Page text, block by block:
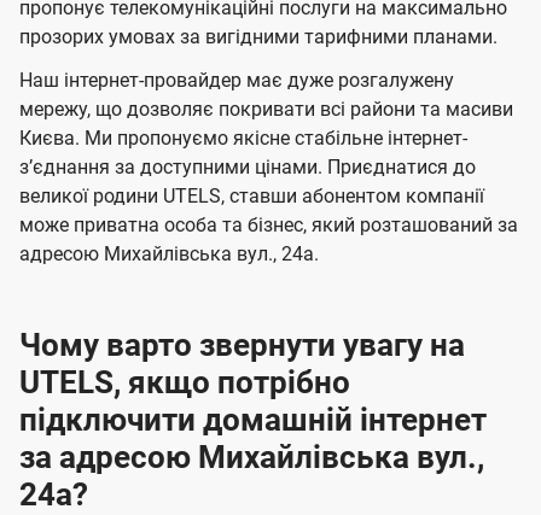
ї
U
t
e
l
s
а
ч
е
н
н
я
а
ч
е
н
н
я
пропонує телекомунікаційні послуги на максимально
прозорих умовах за вигідними тарифними планами.
Наш інтернет-провайдер має дуже розгалужену
мережу, що дозволяє покривати всі райони та масиви
Києва. Ми пропонуємо якісне стабільне інтернет-
зʼєднання за доступними цінами. Приєднатися до
великої родини UTELS, ставши абонентом компанії
може приватна особа та бізнес, який розташований за
адресою Михайлівська вул., 24а.
Чому варто звернути увагу на
UTELS, якщо потрібно
підключити домашній інтернет
за адресою Михайлівська вул.,
24а?